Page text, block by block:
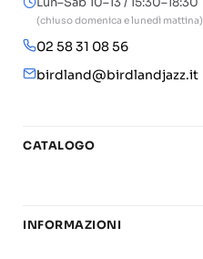
(chiuso domenica e lunedì mattina)
02 58 31 08 56
birdland@birdlandjazz.it
CATALOGO
Chitarra
INFORMAZIONI